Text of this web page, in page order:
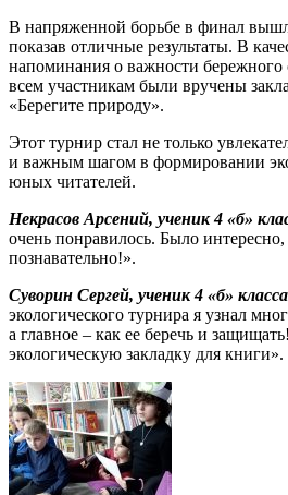
В напряженной борьбе в финал
показав отличные результаты. В
напоминания о важности
всем участникам были вручены
«Берегите природу».
Этот турнир стал не только
и важным шагом в формировании
юных читателей.
Некрасов Арсений, ученик 4 «б»
очень понравилось. Было интересно,
познавательно!».
Суворин Сергей, ученик 4 «б»
экологического турнира я узнал
а главное – как ее беречь и
экологическую закладку для книги».